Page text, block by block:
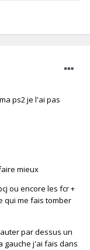
ps2 je l'ai pas
mieux
ou encore les fcr +
qui me fais tomber
par dessus un
gauche j'ai fais dans